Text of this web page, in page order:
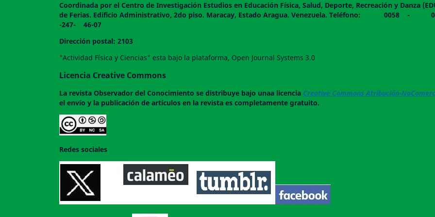
Coordinada por el Centro de Investigación Estudios en Educación Física, Salud, Deporte, Recreación y Danza
de Ferias. Edificio Administrativo, 2do piso. Maracay, Estado Aragua. Venezuela. Teléfono:
-247- 46-07
Dirección postal: 2103
"Actividad Física y Ciencias" esta bajo la plataforma, Open Journal Systems 3.0
Licencia Creative Commons
La revista Observador del Conocimiento se distribuye bajo unaa licencia Creative Commons Atribución-
el envío y la publicación de artículos en la revista es completamente gratuito.
Redes sociales